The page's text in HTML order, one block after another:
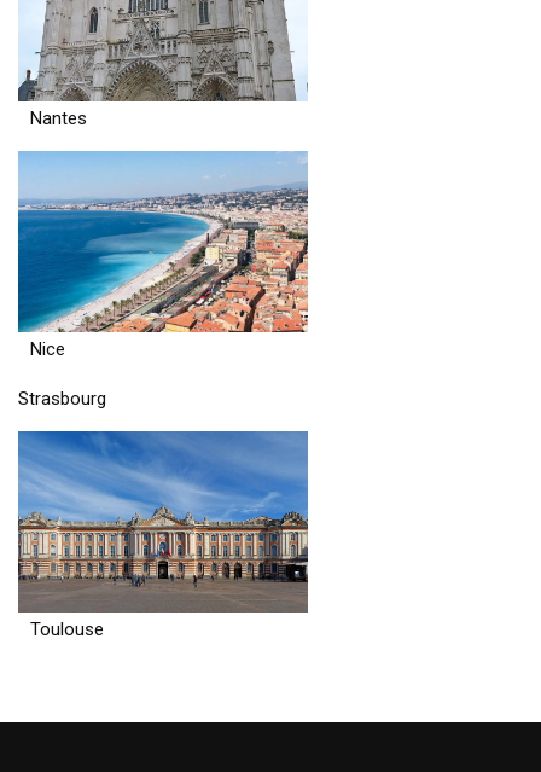
Nantes
Nice
Strasbourg
Toulouse